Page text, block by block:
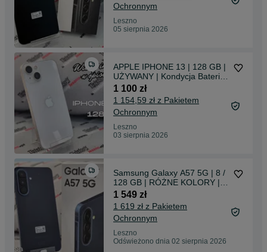
Ochronnym
Leszno
05 sierpnia 2026
APPLE IPHONE 13 | 128 GB |
UŻYWANY | Kondycja Baterii-
88% | Szkło GRATIS
1 100 zł
1 154,59 zł z Pakietem
Ochronnym
Leszno
03 sierpnia 2026
Samsung Galaxy A57 5G | 8 /
128 GB | RÓŻNE KOLORY |
POWYSTAWOWY | SZKŁO
GRATIS | Więcej w OPISIE |
1 549 zł
1 619 zł z Pakietem
Ochronnym
Leszno
Odświeżono dnia 02 sierpnia 2026